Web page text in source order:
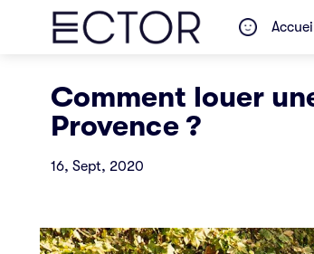
Accueil
Comment louer
Provence ?
16, Sept, 2020